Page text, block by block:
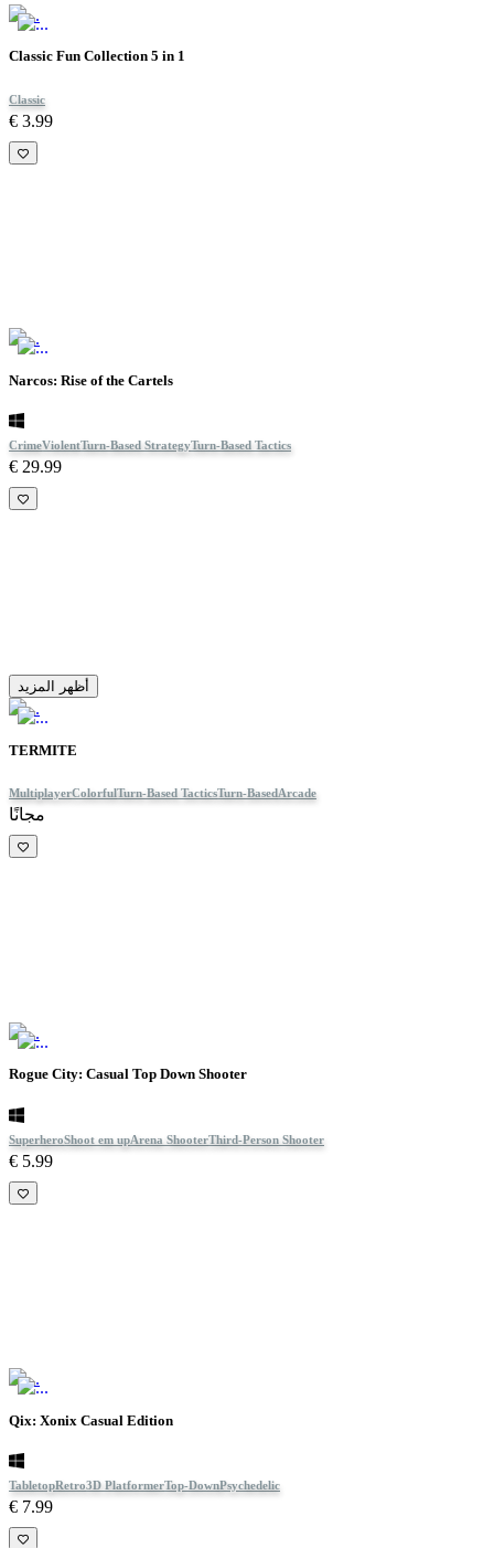
Classic Fun Collection 5 in 1
Classic
€ 3.99
Narcos: Rise of the Cartels
CrimeViolentTurn-Based StrategyTurn-Based Tactics
€ 29.99
أظهر المزيد
TERMITE
MultiplayerColorfulTurn-Based TacticsTurn-BasedArcade
مجانًا
Rogue City: Casual Top Down Shooter
SuperheroShoot em upArena ShooterThird-Person Shooter
€ 5.99
Qix: Xonix Casual Edition
TabletopRetro3D PlatformerTop-DownPsychedelic
€ 7.99